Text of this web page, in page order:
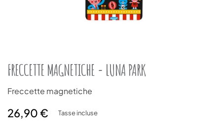
FRECCETTE MAGNETICHE - LUNA PARK
Freccette magnetiche
26,90 € Tasse incluse